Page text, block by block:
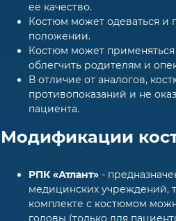
ее качество.
Костюм может одеваться и
положении.
Костюм может
облегчить родителям и
В отличие от аналогов,
противопоказаний и не
пациента.
Модификации
РПК «Атлант» -
медицинских учреждений,
комплекте с костюмом
головы (только для